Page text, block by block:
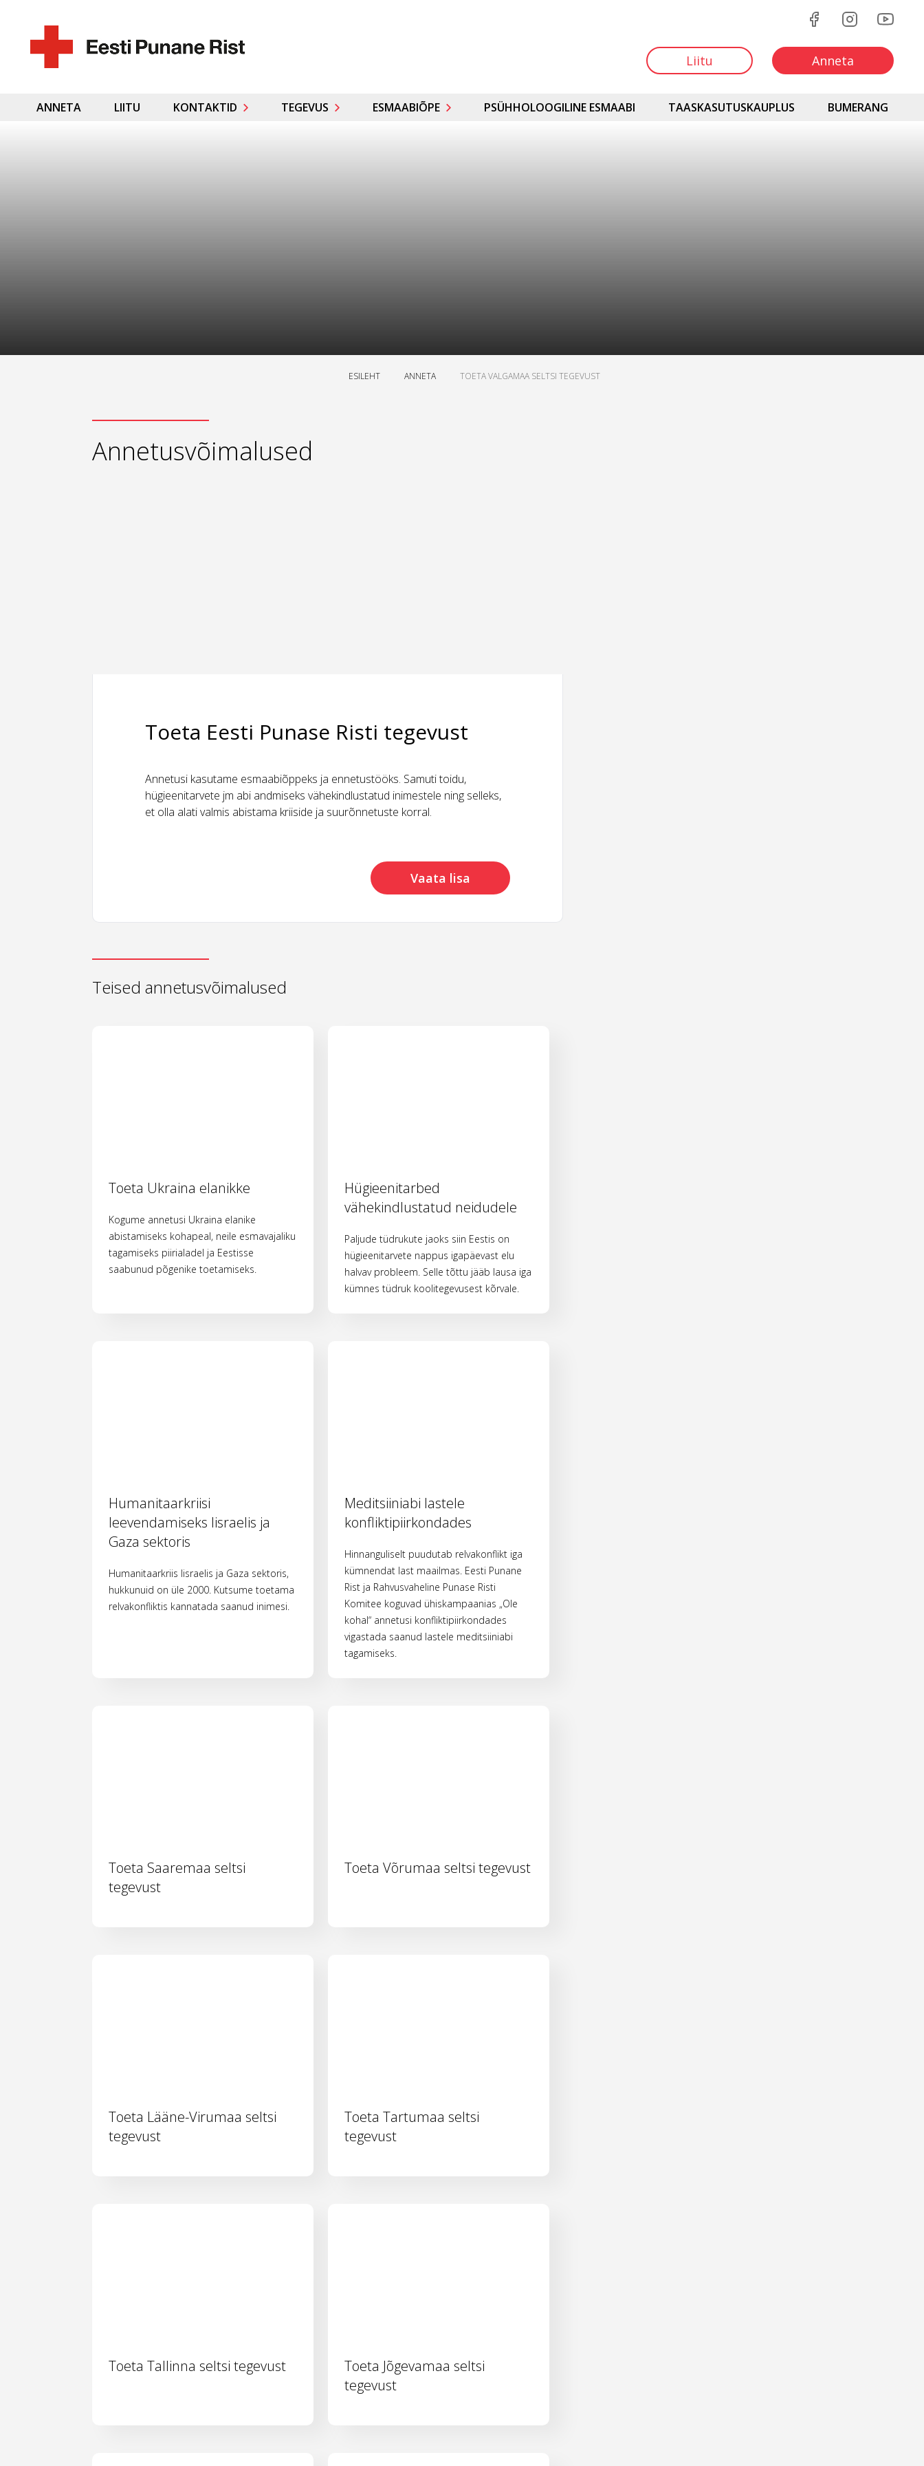
Liitu Anneta
ANNETA LIITU KONTAKTID TEGEVUS ESMAABIÕPE PSÜHHOLOOGILINE ESMAABI TAASKASUTUSKAUPLUS BUMERANG
ESILEHT ANNETA TOETA VALGAMAA SELTSI TEGEVUST
Annetusvõimalused
Toeta Eesti Punase Risti tegevust
Annetusi kasutame esmaabiõppeks ja ennetustööks. Samuti toidu,
hügieenitarvete jm abi andmiseks vähekindlustatud inimestele ning selleks,
et olla alati valmis abistama kriiside ja suurõnnetuste korral.
Vaata lisa
Teised annetusvõimalused
Toeta Ukraina elanikke
Kogume annetusi Ukraina elanike
abistamiseks kohapeal, neile esmavajaliku
tagamiseks piirialadel ja Eestisse
saabunud põgenike toetamiseks.
Hügieenitarbed
vähekindlustatud neidudele
Paljude tüdrukute jaoks siin Eestis on
hügieenitarvete nappus igapäevast elu
halvav probleem. Selle tõttu jääb lausa iga
kümnes tüdruk koolitegevusest kõrvale.
Humanitaarkriisi
leevendamiseks Iisraelis ja
Gaza sektoris
Humanitaarkriis Iisraelis ja Gaza sektoris,
hukkunuid on üle 2000. Kutsume toetama
relvakonfliktis kannatada saanud inimesi.
Meditsiiniabi lastele
konfliktipiirkondades
Hinnanguliselt puudutab relvakonflikt iga
kümnendat last maailmas. Eesti Punane
Rist ja Rahvusvaheline Punase Risti
Komitee koguvad ühiskampaanias „Ole
kohal“ annetusi konfliktipiirkondades
vigastada saanud lastele meditsiiniabi
tagamiseks.
Toeta Saaremaa seltsi
tegevust
Toeta Võrumaa seltsi tegevust
Toeta Lääne-Virumaa seltsi
tegevust
Toeta Tartumaa seltsi
tegevust
Toeta Tallinna seltsi tegevust
Toeta Jõgevamaa seltsi
tegevust